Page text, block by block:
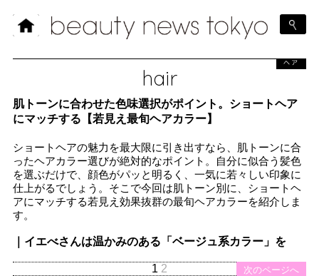
hair
ヘア
肌トーンに合わせた色味選択がポイント。ショートヘア
にマッチする【若見え最旬ヘアカラー】
ショートヘアの魅力を最大限に引き出すなら、肌トーンに合
ったヘアカラー選びが絶対的なポイント。自分に似合う髪色
を選ぶだけで、顔色がパッと明るく、一気に若々しい印象に
仕上がるでしょう。そこで今回は肌トーン別に、ショートヘ
アにマッチする若見え効果抜群の最旬ヘアカラーを紹介しま
す。
｜イエべさんは温かみのある「ベージュ系カラー」を
次のページへ
1 2